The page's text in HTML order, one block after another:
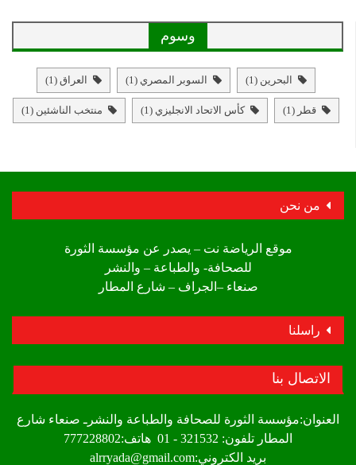
وسوم
البحرين (1) السوبر المصري (1) العراق (1)
قطر (1) كأس الاتحاد الانجليزي (1) منتخب الناشئين (1)
من نحن
موقع الرياضة نت – يصدر عن مؤسسة الثورة
للصحافة- والطباعة – والنشر
صنعاء –الجراف – شارع المطار
راسلنا
الاتصال بنا
العنوان:مؤسسة الثورة للصحافة والطباعة والنشرـ صنعاء شارع
المطار تلفون: 321532 - 01 هاتف:777228802
بريد الكتروني:alrryada@gmail.com